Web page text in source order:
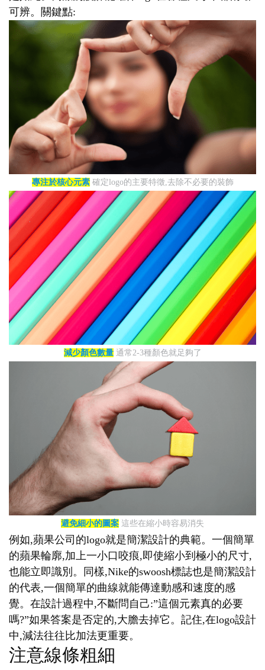
可辨。關鍵點:
專注於核心元素確定logo的主要特徵,去除不必要的裝飾
減少顏色數量通常2-3種顏色就足夠了
避免細小的圖案 這些在縮小時容易消失
例如,蘋果公司的logo就是簡潔設計的典範。一個簡單
的蘋果輪廓,加上一小口咬痕,即使縮小到極小的尺寸,
也能立即識別。同樣,Nike的swoosh標誌也是簡潔設計
的代表,一個簡單的曲線就能傳達動感和速度的感
覺。在設計過程中,不斷問自己:”這個元素真的必要
嗎?”如果答案是否定的,大膽去掉它。記住,在logo設計
中,減法往往比加法更重要。
注意線條粗細